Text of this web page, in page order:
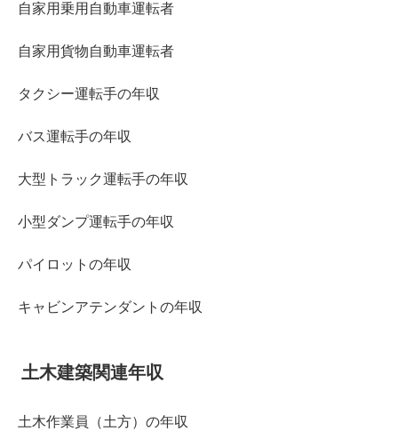
自家用乗用自動車運転者
自家用貨物自動車運転者
タクシー運転手の年収
バス運転手の年収
大型トラック運転手の年収
小型ダンプ運転手の年収
パイロットの年収
キャビンアテンダントの年収
土木建築関連年収
土木作業員（土方）の年収